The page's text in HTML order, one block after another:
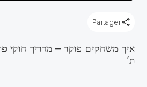
איך משחקים פוקר – מדריך חוקי
ת’
Partager